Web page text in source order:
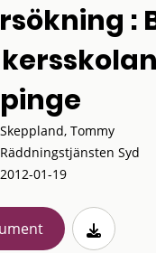
:
Skeppland, Tommy
Räddningstjänsten Syd
2012-01-19